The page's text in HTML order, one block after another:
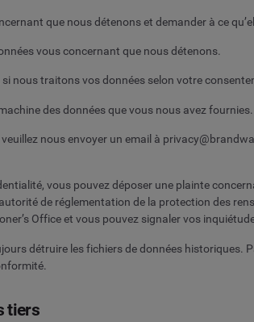
que nous détenons et demander à ce
vous concernant que nous détenons.
nous traitons vos données selon votre
des données que vous nous avez fournies.
nous envoyer un email à
vous pouvez déposer une plainte
de réglementation de la protection des
Office et vous pouvez signaler vos
détruire les fichiers de données historiques.
tiers